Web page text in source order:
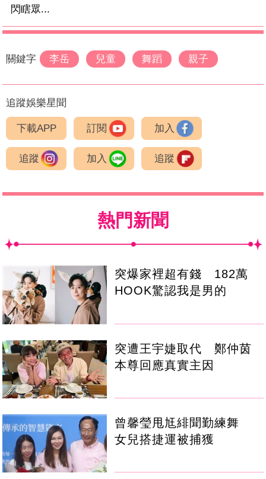
閃瞎眾...
關鍵字 李岳 兒童 舞蹈 親子
追蹤娛樂星聞
下載APP 訂閱 加入
追蹤 加入 追蹤
熱門新聞
突爆家裡超有錢 182萬
HOOK驚認我是男的
突遭王宇婕取代 鄭仲茵
本尊回應真實主因
曾馨瑩甩尪緋聞勤練舞
女兒搭捷運被捕獲